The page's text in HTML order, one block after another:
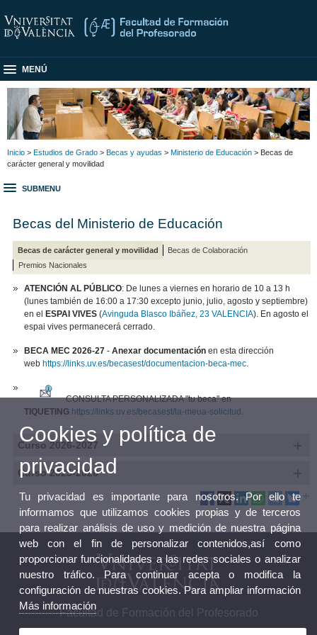
MENÚ
Inicio > Estudios de Grado > Becas y ayudas > Ministerio de Educación > Becas de
carácter general y movilidad
SUBMENU
Becas del Ministerio de Educación
Becas de carácter general y movilidad
Becas de Colaboración
Premios Nacionales
ATENCIÓN AL PÚBLICO: De lunes a viernes en horario de 10 a 13 h
(lunes también de 16:00 a 17:30 excepto junio, julio, agosto y septiembre)
en el
ESPAI VIVES(Avinguda Blasco Ibáñez, 23 VALENCIA). En agosto el
espai vives permanecerá cerrado.
BECA MEC 2026-27 -Anexar documentación en esta dirección
web https://links.uv.es/becasest/documentacion-beca-mec.
CONSULTA PERSONALIZADA "tu beca" en
TIQUETING https://links.uv.es/becasest/la-meua-solicitud .
Curso 2026-2027
Curso 2025-2026
Facultad de Formación del Profesorado
Cookies y política de
privacidad
Tu privacidad es importante para nosotros. Por ello te
informamos que utilizamos cookies propias y de terceros
para realizar análisis de uso y medición de nuestra página
web con el fin de personalizar contenidos,así como
proporcionar funcionalidades a las redes sociales o analizar
nuestro tráfico. Para continuar acepta o modifica la
configuración de nuestras cookies. Para ampliar información
Más información